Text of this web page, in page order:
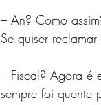
– An? Como
Se quiser
– Fiscal? Agora é
sempre foi quente